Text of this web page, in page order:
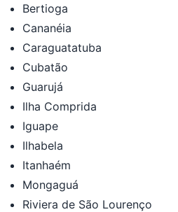
Bertioga
Cananéia
Caraguatatuba
Cubatão
Guarujá
Ilha Comprida
Iguape
Ilhabela
Itanhaém
Mongaguá
Riviera de São Lourenço